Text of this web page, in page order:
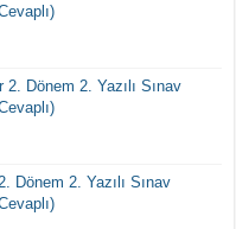
Dönem 2. Yazılı Sınav
Dönem 2. Yazılı Sınav